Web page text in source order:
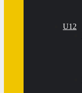
U12